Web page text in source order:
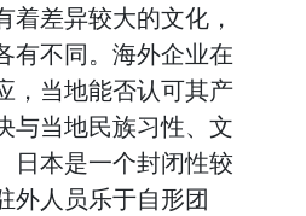
着差异较大的文化，
有不同。海外企业在
，当地能否认可其产
与当地民族习性、文
日本是一个封闭性较
外人员乐于自形团